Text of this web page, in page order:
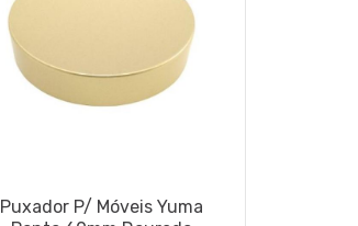
Puxador P/ Móveis Yuma